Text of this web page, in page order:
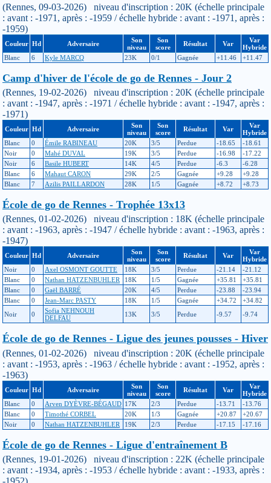
(Rennes, 09-03-2026) niveau d'inscription : 20K (échelle principale
: avant : -1971, après : -1959 / échelle hybride : avant : -1971, après :
-1959)
Couleur Hd Adversaire
Son
niveau
Son
score
Résultat Var
Var
Hybride
Blanc
6 Kyle MARCQ 23K 0/1 Gagnée +11.46 +11.47
Camp d'hiver de l'école de go de Rennes - Jour 2
(Rennes, 19-02-2026) niveau d'inscription : 20K (échelle principale
: avant : -1947, après : -1971 / échelle hybride : avant : -1947, après :
-1971)
Couleur Hd Adversaire
Son
niveau
Son
score
Résultat Var
Var
Hybride
Blanc
0 Émile RABINEAU 20K 3/5 Perdue -18.65
-18.61
Noir
0 Mahé DUVAL 19K 3/5 Perdue -16.98
-17.22
Noir
6 Basile HUBERT 14K 4/5 Perdue -6.3
-6.28
Blanc
6 Mahaut CARON 29K 2/5 Gagnée +9.28
+9.28
Blanc
7 Azilis PAILLARDON 28K 1/5 Gagnée +8.72 +8.73
École de go de Rennes - Trophée 13x13
(Rennes, 01-02-2026) niveau d'inscription : 18K (échelle principale
: avant : -1963, après : -1947 / échelle hybride : avant : -1963, après :
-1947)
Couleur Hd Adversaire
Son
niveau
Son
score
Résultat Var
Var
Hybride
Noir
0 Axel OSMONT GOUTTE 18K 3/5 Perdue -21.14
-21.12
Blanc
0 Nathan HATZENBUHLER 18K 1/5 Gagnée +35.81
+35.81
Blanc
0 Gaël BARRÉ 20K 4/5 Perdue -23.88
-23.94
Blanc
0 Jean-Marc PASTY 18K 1/5 Gagnée +34.72
+34.82
Noir
0
Sofia NEHNOUH
DELFAU
13K 3/5 Perdue -9.57 -9.74
École de go de Rennes - Ligue des jeunes pousses - Hiver
(Rennes, 01-02-2026) niveau d'inscription : 20K (échelle principale
: avant : -1953, après : -1963 / échelle hybride : avant : -1952, après :
-1963)
Couleur Hd Adversaire
Son
niveau
Son
score
Résultat Var
Var
Hybride
Blanc
0 Arven DYÈVRE-BÉGAUD 17K 2/3 Perdue -13.71
-13.76
Blanc
0 Timothé CORBEL 20K 1/3 Gagnée +20.87
+20.67
Noir
0 Nathan HATZENBUHLER 19K 2/3 Perdue -17.15 -17.16
École de go de Rennes - Ligue d'entraînement B
(Rennes, 19-01-2026) niveau d'inscription : 22K (échelle principale
: avant : -1934, après : -1953 / échelle hybride : avant : -1933, après :
-1952)